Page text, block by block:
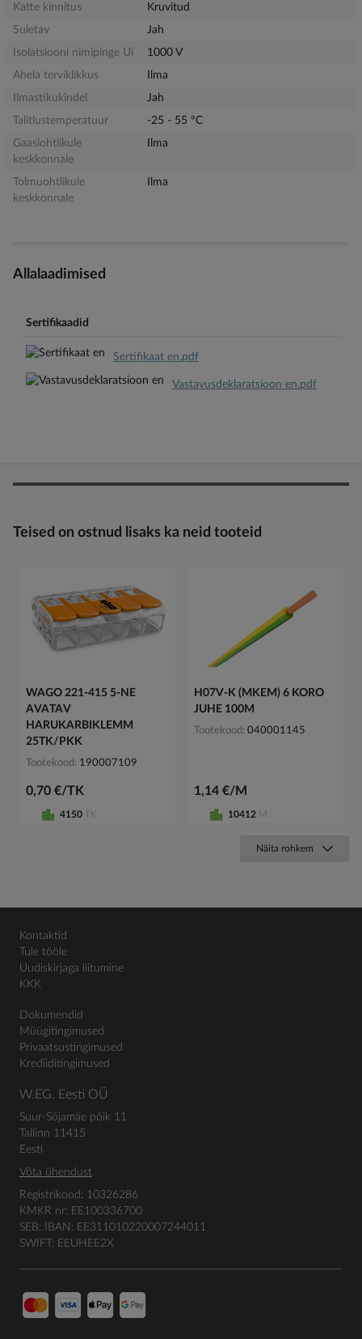
Katte kinnitus
Kruvitud
Suletav
Jah
Isolatsiooni nimipinge Ui
1000 V
Ahela terviklikkus
Ilma
Ilmastikukindel
Jah
Talitlustemperatuur
-25 - 55 °C
Gaasiohtlikule
keskkonnale
Ilma
Tolmuohtlikule
keskkonnale
Ilma
Allalaadimised
Sertifikaadid
Sertifikaat en.pdf
Vastavusdeklaratsioon en.pdf
Teised on ostnud lisaks ka neid tooteid
WAGO 221-415 5-NE
AVATAV
HARUKARBIKLEMM
25TK/PKK
Tootekood 190007109
0,70 €/TK
4150 TK
H07V-K (MKEM) 6 KORO
JUHE 100M
Tootekood 040001145
1,14 €/M
10412 M
Näita rohkem
Kontaktid
Tule tööle
Uudiskirjaga liitumine
KKK
Dokumendid
Müügitingimused
Privaatsustingimused
Krediiditingimused
W.EG. Eesti OÜ
Suur-Sõjamäe põik 11
Tallinn 11415
Eesti
Võta ühendust
Registrikood: 10326286
KMKR nr: EE100336700
SEB: IBAN: EE311010220007244011
SWIFT: EEUHEE2X